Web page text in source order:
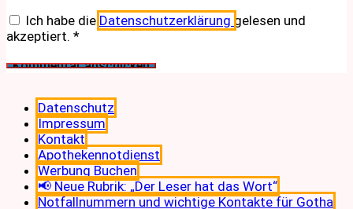
Ich habe die Datenschutzerklärung gelesen und
akzeptiert. *
Datenschutz
Impressum
Kontakt
Apothekennotdienst
Werbung Buchen
📢 Neue Rubrik: „Der Leser hat das Wort“
Notfallnummern und wichtige Kontakte für Gotha